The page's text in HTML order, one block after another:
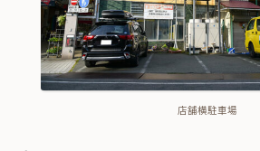
店舗横駐車場